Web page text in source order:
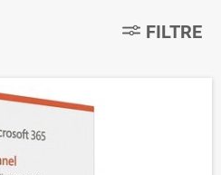
FILTRE